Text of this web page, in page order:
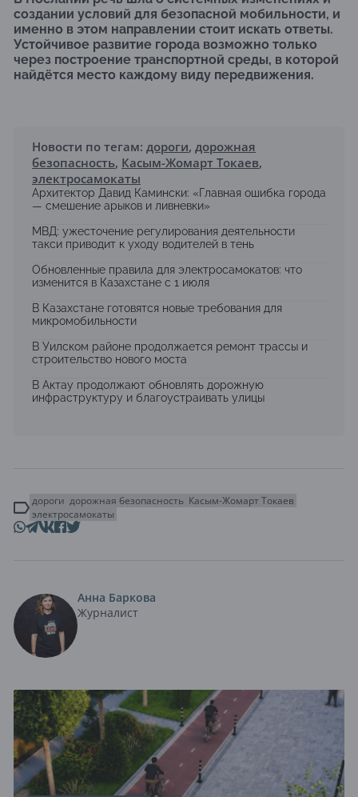
создании условий для безопасной мобильности, и
именно в этом направлении стоит искать ответы.
Устойчивое развитие города возможно только
через построение транспортной среды, в которой
найдётся место каждому виду передвижения.
Новости по тегам: дороги, дорожная
безопасность, Касым-Жомарт Токаев,
электросамокаты
Архитектор Давид Камински: «Главная ошибка города
— смешение арыков и ливневки»
МВД: ужесточение регулирования деятельности
такси приводит к уходу водителей в тень
Обновленные правила для электросамокатов: что
изменится в Казахстане с 1 июля
В Казахстане готовятся новые требования для
микромобильности
В Уилском районе продолжается ремонт трассы и
строительство нового моста
В Актау продолжают обновлять дорожную
инфраструктуру и благоустраивать улицы
дороги дорожная безопасность Касым-Жомарт Токаев
электросамокаты
Анна Баркова
Журналист